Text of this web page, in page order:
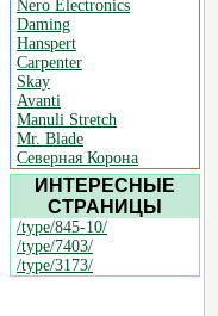
Nero Electronics
Daming
Hanspert
Carpenter
Skay
Avanti
Manuli Stretch
Mr. Blade
Северная Корона
ИНТЕРЕСНЫЕ
СТРАНИЦЫ
/type/845-10/
/type/7403/
/type/3173/